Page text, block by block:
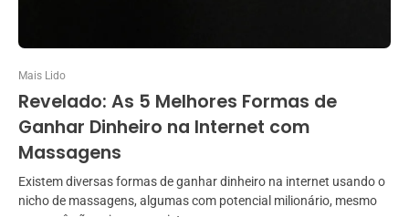
Mais Lido
Revelado: As 5 Melhores Formas de
Ganhar Dinheiro na Internet com
Massagens
Existem diversas formas de ganhar dinheiro na internet usando o
nicho de massagens, algumas com potencial milionário, mesmo